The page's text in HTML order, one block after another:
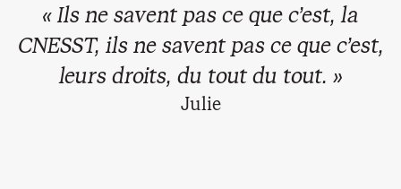
« Ils ne savent pas ce que c’est, la
CNESST, ils ne savent pas ce que c’est,
leurs droits, du tout du tout. »
Julie